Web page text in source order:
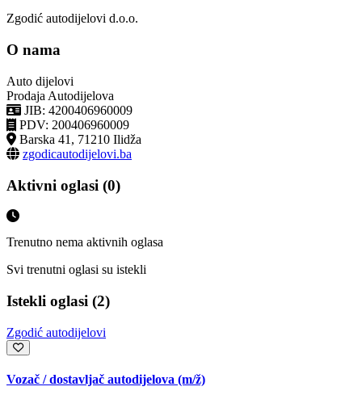
Zgodić autodijelovi d.o.o.
O nama
Auto dijelovi
Prodaja Autodijelova
JIB: 4200406960009
PDV: 200406960009
Barska 41, 71210 Ilidža
zgodicautodijelovi.ba
Aktivni oglasi (0)
Trenutno nema aktivnih oglasa
Svi trenutni oglasi su istekli
Istekli oglasi (2)
Zgodić autodijelovi
Vozač / dostavljač autodijelova (m/ž)